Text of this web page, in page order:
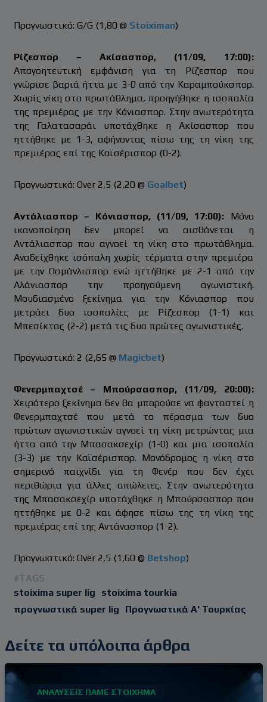
Προγνωστικό: G/G (1,80 @ Stoiximan)
Ρίζεσπορ – Ακίσασπορ, (11/09, 17:00):
Απογοητευτική εμφάνιση για τη Ρίζεσπορ που
γνώρισε βαριά ήττα με 3-0 από την Καραμπούκσπορ.
Χωρίς νίκη στο πρωτάθλημα, προηγήθηκε η ισοπαλία
της πρεμιέρας με την Κόνιασπορ. Στην ανωτερότητα
της Γαλατασαράι υποτάχθηκε η Ακίσασπορ που
ηττήθηκε με 1-3, αφήνοντας πίσω της τη νίκη της
πρεμιέρας επί της Καϊσέρισπορ (0-2).
Προγνωστικό: Over 2,5 (2,20 @ Goalbet)
Αντάλιασπορ – Κόνιασπορ, (11/09, 17:00): Μόνο
ικανοποίηση δεν μπορεί να αισθάνεται η
Αντάλιασπορ που αγνοεί τη νίκη στο πρωτάθλημα.
Αναδείχθηκε ισόπαλη χωρίς τέρματα στην πρεμιέρα
με την Οσμάνλισπορ ενώ ηττήθηκε με 2-1 από την
Αλάνιασπορ την προηγούμενη αγωνιστική.
Μουδιασμένο ξεκίνημα για την Κόνιασπορ που
μετράει δυο ισοπαλίες με Ρίζεσπορ (1-1) και
Μπεσίκτας (2-2) μετά τις δυο πρώτες αγωνιστικές.
Προγνωστικό: 2 (2,65 @ Magicbet)
Φενερμπαχτσέ – Μπούρσασπορ, (11/09, 20:00):
Χειρότερο ξεκίνημα δεν θα μπορούσε να φανταστεί η
Φενερμπαχτσέ που μετά το πέρασμα των δυο
πρώτων αγωνιστικών αγνοεί τη νίκη μετρώντας μια
ήττα από την Μπασακσεχίρ (1-0) και μια ισοπαλία
(3-3) με την Καϊσέρισπορ. Μονόδρομος η νίκη στο
σημερινό παιχνίδι για τη Φενέρ που δεν έχει
περιθώρια για άλλες απώλειες. Στην ανωτερότητα
της Μπασακσεχίρ υποτάχθηκε η Μπούρσασπορ που
ηττήθηκε με 0-2 και άφησε πίσω της τη νίκη της
πρεμιέρας επί της Αντάνασπορ (1-2).
Προγνωστικό: Over 2,5 (1,60 @ Betshop)
#TAGS
stoixima super lig
stoixima tourkia
προγνωστικά super lig
Προγνωστικά Α' Τουρκίας
Δείτε τα υπόλοιπα άρθρα
ΑΝΑΛΎΣΕΙΣ ΠΆΜΕ ΣΤΟΊΧΗΜΑ